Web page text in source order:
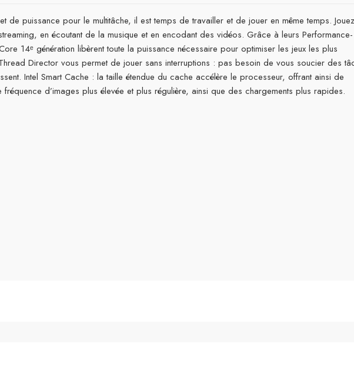
de puissance pour le multitâche, il est temps de travailler et de jouer en même temps.
en écoutant de la musique et en encodant des vidéos. Grâce à leurs Performance-
14ᵉ génération libèrent toute la puissance nécessaire pour optimiser les jeux les plus
Thread Director vous permet de jouer sans interruptions : pas besoin de vous soucier des
Intel Smart Cache : la taille étendue du cache accélère le processeur, offrant ainsi de
d’images plus élevée et plus régulière, ainsi que des chargements plus rapides.